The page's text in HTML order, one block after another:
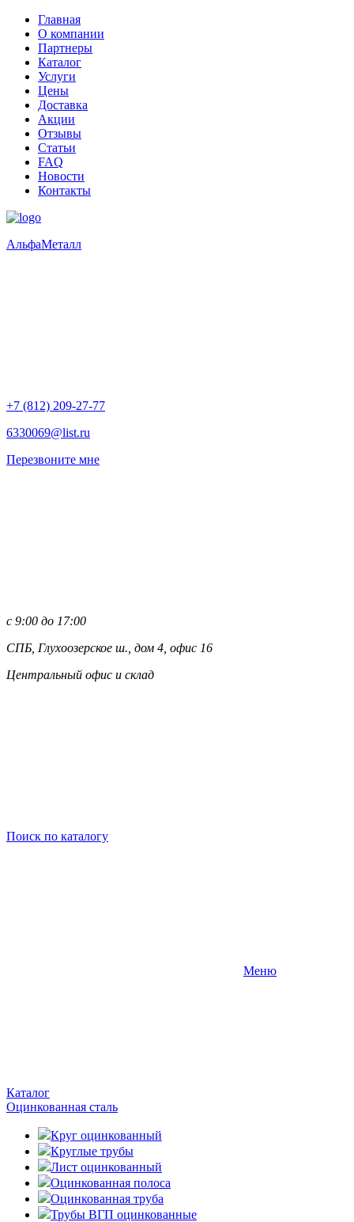
Главная
О компании
Партнеры
Каталог
Услуги
Цены
Доставка
Акции
Отзывы
Статьи
FAQ
Новости
Контакты
АльфаМеталл
+7 (812) 209-27-77
6330069@list.ru
Перезвоните мне
с 9:00 до 17:00
СПБ, Глухоозерское ш., дом 4, офис 16
Центральный офис и склад
Поиск по каталогу
Меню
Каталог
Оцинкованная сталь
Круг оцинкованный
Круглые трубы
Лист оцинкованный
Оцинкованная полоса
Оцинкованная труба
Трубы ВГП оцинкованные